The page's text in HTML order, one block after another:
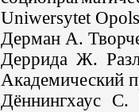
Uniwersytet
Дерман А.
Деррида Ж.
Академический
Дённингхаус